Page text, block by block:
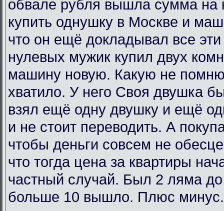
обвале рубля вышла сумма на
купить однушку в Москве и
что он ещё докладывал все
нулевых мужик купил двух
машину новую. Какую не
хватило. У него Своя двушка
взял ещё одну двушку и ещё
и не стоит переводить. А
чтобы деньги совсем не
что тогда цена за квартиры
частный случай. Был 2 ляма
больше 10 вышло. Плюс минус.